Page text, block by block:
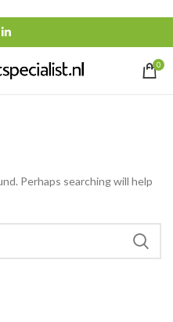
0
Perhaps searching will help